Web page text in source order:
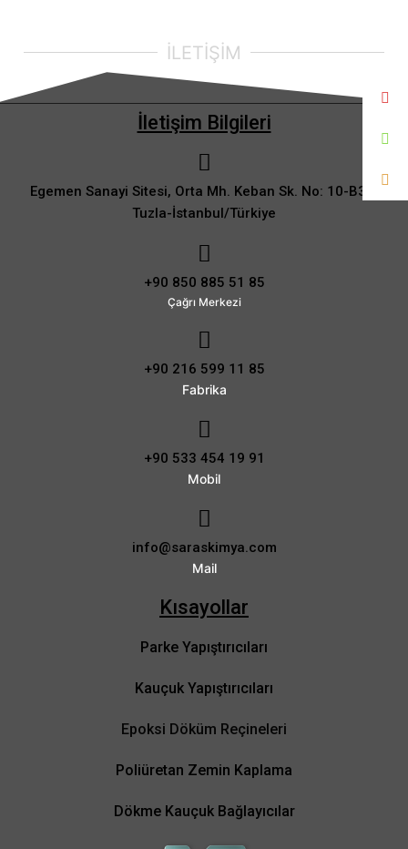
İLETİŞİM
İletişim Bilgileri
Egemen Sanayi Sitesi, Orta Mh. Keban Sk. No: 10-B30,
Tuzla-İstanbul/Türkiye
+90 850 885 51 85
Çağrı Merkezi
+90 216 599 11 85
Fabrika
+90 533 454 19 91
Mobil
info@saraskimya.com
Mail
Kısayollar
Parke Yapıştırıcıları
Kauçuk Yapıştırıcıları
Epoksi Döküm Reçineleri
Poliüretan Zemin Kaplama
Dökme Kauçuk Bağlayıcılar